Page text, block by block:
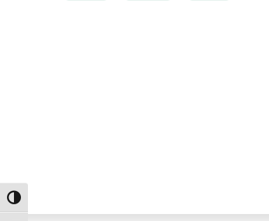
Attiva/disattiva alto contrasto